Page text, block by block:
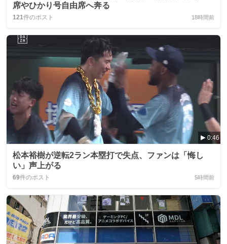
席やひかり号自由席へ奔る
121件のポスト 18時間前
0:46
松本裕樹が逆転2ラン本塁打で失点、ファンは「悔し
い」声上がる
69件のポスト 5時間前